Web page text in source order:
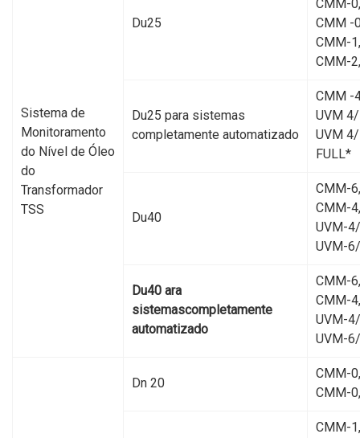
Sistema de
Monitoramento
do Nível de Óleo
do
Transformador
TSS
Du25
CMM-
CMM -
CMM-1,
CMM-
Du25 para sistemas
completamente automatizado
CMM -
UVM
UVM
FULL*
Du40
CMM-6,
CMM-4,
UVM-
UVM-
Du40 ara
sistemascompletamente
automatizado
CMM-6,
CMM-4,
UVM-
UVM-
Dn 20
CMM-
CMM-
CMM-1,